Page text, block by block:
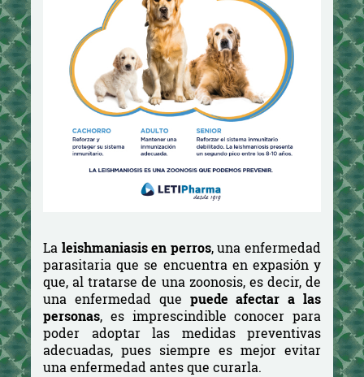
La leishmaniasis en perros, una enfermedad
parasitaria que se encuentra en expasión y
que, al tratarse de una zoonosis, es decir, de
una enfermedad que puede afectar a las
personas, es imprescindible conocer para
poder adoptar las medidas preventivas
adecuadas, pues siempre es mejor evitar
una enfermedad antes que curarla.